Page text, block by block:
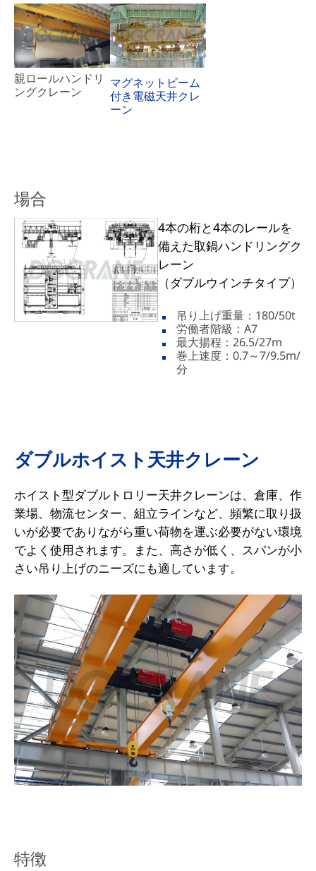
親ロールハンドリ
ングクレーン
マグネットビーム
付き電磁天井クレ
ーン
場合
4本の桁と4本のレールを
備えた取鍋ハンドリングク
レーン
（ダブルウインチタイプ）
吊り上げ重量：180/50t
労働者階級：A7
最大揚程：26.5/27m
巻上速度：0.7～7/9.5m/
分
ダブルホイスト天井クレーン
ホイスト型ダブルトロリー天井クレーンは、倉庫、作
業場、物流センター、組立ラインなど、頻繁に取り扱
いが必要でありながら重い荷物を運ぶ必要がない環境
でよく使用されます。また、高さが低く、スパンが小
さい吊り上げのニーズにも適しています。
特徴